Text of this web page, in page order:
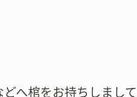
へ棺をお持ちしまし